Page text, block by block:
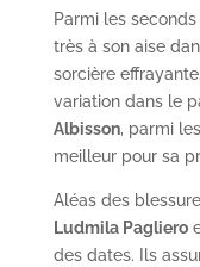
Parmi les seconds
très à son aise
sorcière effrayante.
variation dans le
Albisson, parmi
meilleur pour sa
Aléas des
Ludmila Pagliero
des dates. Ils